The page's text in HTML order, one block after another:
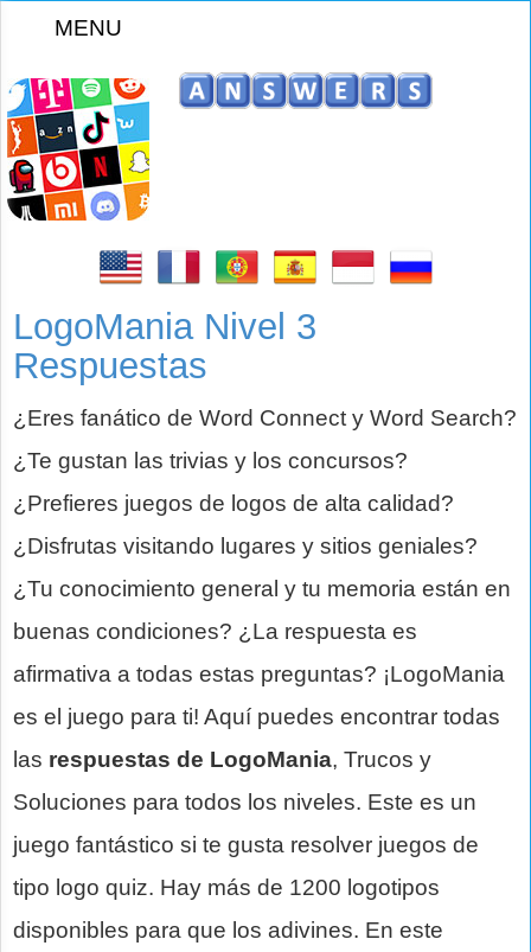
MENU
LogoMania Nivel 3
Respuestas
¿Eres fanático de Word Connect y Word Search?
¿Te gustan las trivias y los concursos?
¿Prefieres juegos de logos de alta calidad?
¿Disfrutas visitando lugares y sitios geniales?
¿Tu conocimiento general y tu memoria están en
buenas condiciones? ¿La respuesta es
afirmativa a todas estas preguntas? ¡LogoMania
es el juego para ti! Aquí puedes encontrar todas
las respuestas de LogoMania, Trucos y
Soluciones para todos los niveles. Este es un
juego fantástico si te gusta resolver juegos de
tipo logo quiz. Hay más de 1200 logotipos
disponibles para que los adivines. En este